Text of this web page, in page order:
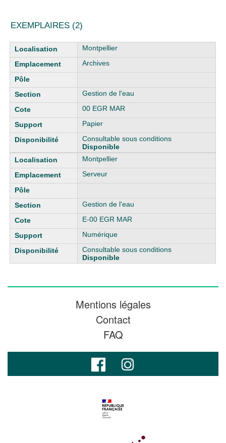
EXEMPLAIRES (2)
Liste des exemplaires
Montpellier
Archives
Gestion de l'eau
00 EGR MAR
Papier
Consultable sous conditions
Disponible
Montpellier
Serveur
Gestion de l'eau
E-00 EGR MAR
Numérique
Consultable sous conditions
Disponible
Mentions légales
Contact
FAQ